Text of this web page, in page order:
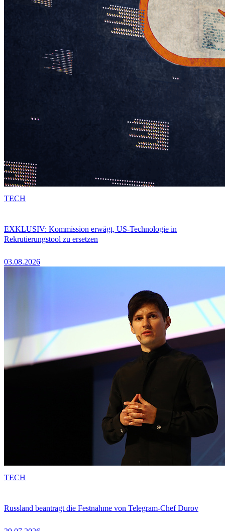
EXKLUSIV: Kommission erwägt, US-Technologie in
Rekrutierungstool zu ersetzen
03.08.2026
TECH
Russland beantragt die Festnahme von Telegram-Chef Durov
TECH